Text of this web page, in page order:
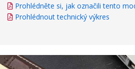
Prohlédněte si, jak označili tento
Prohlédnout technický výkres